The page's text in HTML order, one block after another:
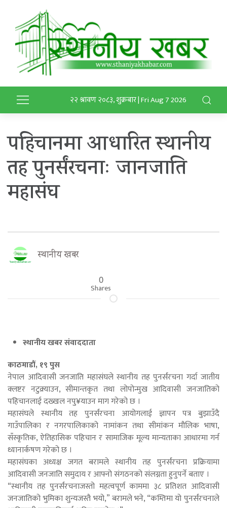
२२ श्रावण २०८३, शुक्रबार | Fri Aug 7 2026
पहिचानमा आधारित स्थानीय
तह पुनर्संरचनाः जानजाति
महासंघ
स्थानीय खबर
0
Shares
स्थानीय खबर संवाददाता
काठमाडौं, १९ पुस
नेपाल आदिवासी जनजाति महासंघले स्थानीय तह पुनर्संरचना गर्दा जातीय
क्लष्टर नटुक्र्याउन, सीमान्तकृत तथा लोपोन्मुख आदिवासी जनजातिको
पहिचानलाई दख्खल नपु¥याउन माग गरेको छ ।
महासंघले स्थानीय तह पुनर्संरचना आयोगलाई ज्ञापन पत्र बुझाउँदै
गाउँपालिका र नगरपालिकाको नामांकन तथा सीमांकन मौलिक भाषा,
सँस्कृतिक, ऐतिहासिक पहिचान र सामाजिक मूल्य मान्यताका आधारमा गर्न
ध्यानार्कषण गरेको छ ।
महासंघका अध्यक्ष जगत बरामले स्थानीय तह पुनर्संरचना प्रक्रियामा
आदिवासी जनजाति समुदाय र आफ्नो संगठनको संलग्नता हुनुपर्ने बताए ।
“स्थानीय तह पुनर्संरचनाजस्तो महत्वपूर्ण काममा ३८ प्रतिशत आदिवासी
जनजातिको भुमिका शुन्यजस्तै भयो,” बरामले भने, “कम्तिमा यो पुनर्संरचनाले